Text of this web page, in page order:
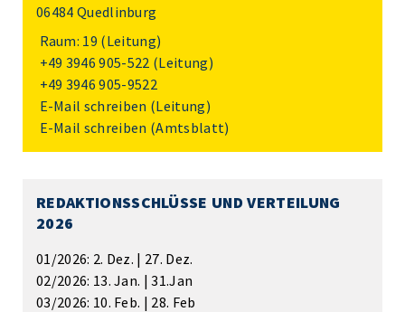
06484 Quedlinburg
Raum: 19 (Leitung)
+49 3946 905-522 (Leitung)
+49 3946 905-9522
E-Mail schreiben (Leitung)
E-Mail schreiben (Amtsblatt)
REDAKTIONSSCHLÜSSE UND VERTEILUNG
2026
01/2026: 2. Dez. | 27. Dez.
02/2026: 13. Jan. | 31.Jan
03/2026: 10. Feb. | 28. Feb